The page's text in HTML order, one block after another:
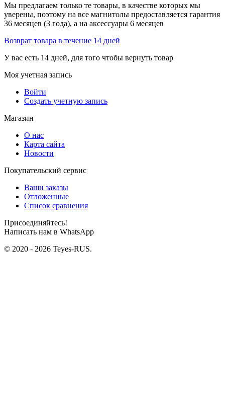
Мы предлагаем только те товары, в качестве которых мы
уверены, поэтому на все магнитолы предоставляется гарантия
36 месяцев (3 года), а на аксессуары 6 месяцев
Возврат товара в течение 14 дней
У вас есть 14 дней, для того чтобы вернуть товар
Моя учетная запись
Войти
Создать учетную запись
Магазин
О нас
Карта сайта
Новости
Покупательский сервис
Ваши заказы
Отложенные
Список сравнения
Присоединяйтесь!
Написать нам в WhatsApp
© 2020 - 2026 Teyes-RUS.